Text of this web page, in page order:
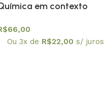
em contexto
66,00
Ou 3x de R$22,00 s/ juros